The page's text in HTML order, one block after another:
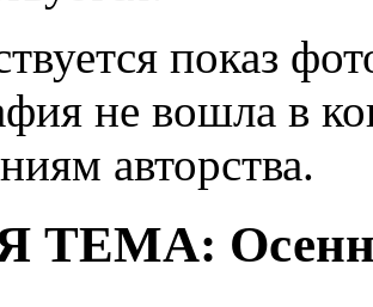
показ
не вошла в
авторства.
ТЕМА: